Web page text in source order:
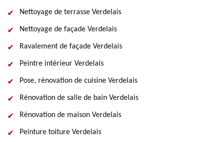
Nettoyage de terrasse Verdelais
Nettoyage de façade Verdelais
Ravalement de façade Verdelais
Peintre intérieur Verdelais
Pose, rénovation de cuisine Verdelais
Rénovation de salle de bain Verdelais
Rénovation de maison Verdelais
Peinture toiture Verdelais